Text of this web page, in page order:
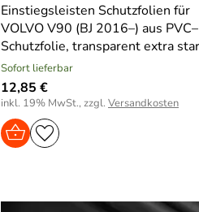
Einstiegsleisten Schutzfolien für
VOLVO V90 (BJ 2016–) aus PVC–
Schutzfolie, transparent extra
Sofort lieferbar
12,85 €
inkl. 19% MwSt., zzgl. Versandkosten